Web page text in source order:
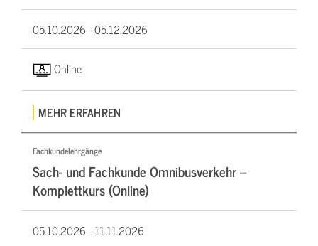
05.10.2026 -05.12.2026
Online
MEHR ERFAHREN
Fachkundelehrgänge
Sach- und Fachkunde Omnibusverkehr –
Komplettkurs (Online)
05.10.2026 -11.11.2026